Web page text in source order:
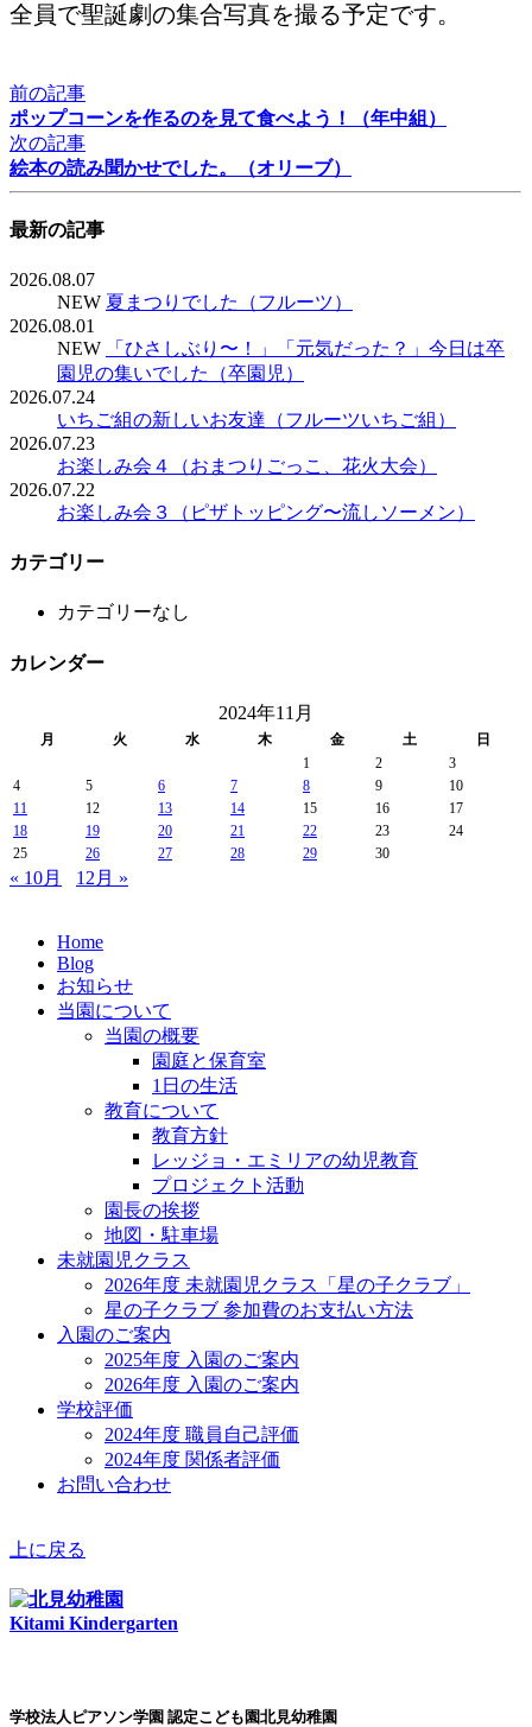
全員で聖誕劇の集合写真を撮る予定です。
前の記事
ポップコーンを作るのを見て食べよう！（年中組）
次の記事
絵本の読み聞かせでした。（オリーブ）
最新の記事
2026.08.07
NEW 夏まつりでした（フルーツ）
2026.08.01
NEW
「ひさしぶり〜！」「元気だった？」今日は卒
園児の集いでした（卒園児）
2026.07.24
いちご組の新しいお友達（フルーツいちご組）
2026.07.23
お楽しみ会４（おまつりごっこ、花火大会）
2026.07.22
お楽しみ会３（ピザトッピング〜流しソーメン）
カテゴリー
カテゴリーなし
カレンダー
2024年11月
月 火 水 木 金 土
日
1
2
3
4
5 6 7 8 9
10
11
12 13 14 15 16
17
18
19 20 21 22 23
24
25
26 27 28 29 30
« 10月 12月 »
Home
Blog
お知らせ
当園について
当園の概要
園庭と保育室
1日の生活
教育について
教育方針
レッジョ・エミリアの幼児教育
プロジェクト活動
園長の挨拶
地図・駐車場
未就園児クラス
2026年度 未就園児クラス「星の子クラブ」
星の子クラブ 参加費のお支払い方法
入園のご案内
2025年度 入園のご案内
2026年度 入園のご案内
学校評価
2024年度 職員自己評価
2024年度 関係者評価
お問い合わせ
上に戻る
Kitami Kindergarten
学校法人ピアソン学園 認定こども園北見幼稚園